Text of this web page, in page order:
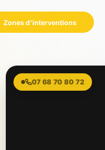
Zones d'interventions
07 68 70 80 72